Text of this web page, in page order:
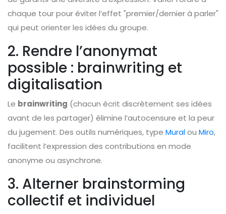
chaque tour pour éviter l’effet "premier/dernier à parler"
qui peut orienter les idées du groupe.
2. Rendre l’anonymat
possible : brainwriting et
digitalisation
Le brainwriting (chacun écrit discrètement ses idées
avant de les partager) élimine l’autocensure et la peur
du jugement. Des outils numériques, type Muralou Miro,
facilitent l’expression des contributions en mode
anonyme ou asynchrone.
3. Alterner brainstorming
collectif et individuel